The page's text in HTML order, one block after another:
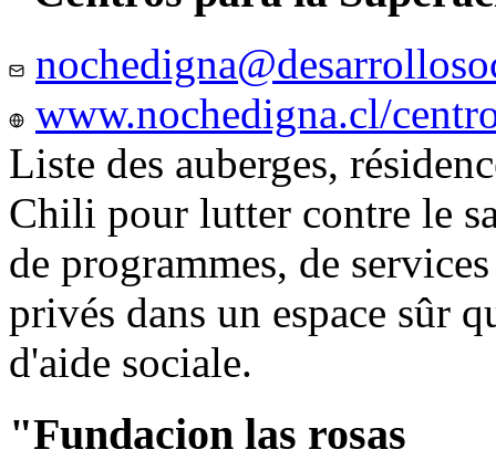
www.nochedigna.cl/
Liste des auberges,
Chili pour lutter contre le
de programmes, de
privés dans un espace sûr
d'aide sociale.
"Fundacion las rosas